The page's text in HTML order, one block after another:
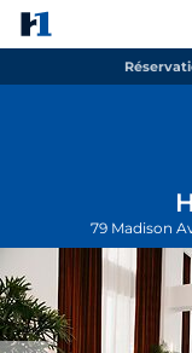
79 Madison